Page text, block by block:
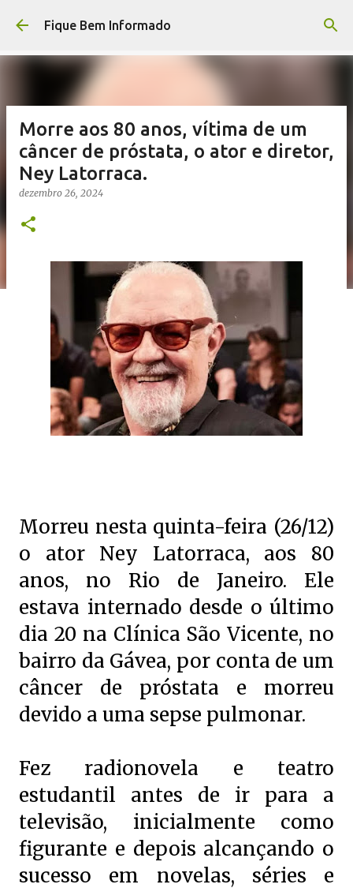
Pular para o conteúdo principal
Fique Bem Informado
Morre aos 80 anos, vítima de um
câncer de próstata, o ator e diretor,
Ney Latorraca.
dezembro 26, 2024
Morreu nesta quinta-feira (26/12)
o ator Ney Latorraca, aos 80
anos, no Rio de Janeiro. Ele
estava internado desde o último
dia 20 na Clínica São Vicente, no
bairro da Gávea, por conta de um
câncer de próstata e morreu
devido a uma sepse pulmonar.
Fez radionovela e teatro
estudantil antes de ir para a
televisão, inicialmente como
figurante e depois alcançando o
sucesso em novelas, séries e